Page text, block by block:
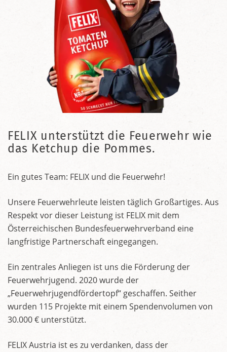
FELIX unterstützt die Feuerwehr wie
das Ketchup die Pommes.
Ein gutes Team: FELIX und die Feuerwehr!
Unsere Feuerwehrleute leisten täglich Großartiges. Aus
Respekt vor dieser Leistung ist FELIX mit dem
Österreichischen Bundesfeuerwehrverband eine
langfristige Partnerschaft eingegangen.
Ein zentrales Anliegen ist uns die Förderung der
Feuerwehrjugend. 2020 wurde der
„Feuerwehrjugendfördertopf“ geschaffen. Seither
wurden 115 Projekte mit einem Spendenvolumen von
30.000 € unterstützt.
FELIX Austria ist es zu verdanken, dass der